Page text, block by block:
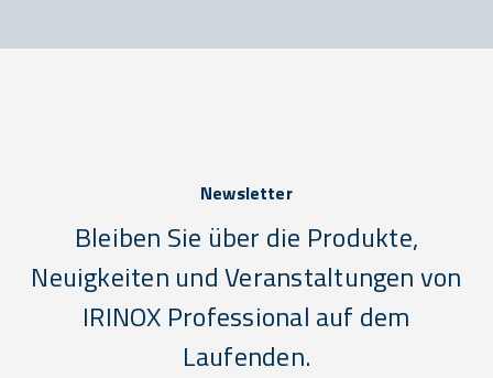
Newsletter
Bleiben Sie über die Produkte,
Neuigkeiten und Veranstaltungen von
IRINOX Professional auf dem
Laufenden.